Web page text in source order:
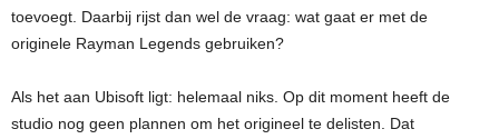
toevoegt. Daarbij rijst dan wel de vraag: wat gaat er met de
originele Rayman Legends gebruiken?
Als het aan Ubisoft ligt: helemaal niks. Op dit moment heeft de
studio nog geen plannen om het origineel te delisten. Dat